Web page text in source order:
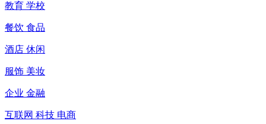
教育 学校
餐饮 食品
酒店 休闲
服饰 美妆
企业 金融
互联网 科技 电商